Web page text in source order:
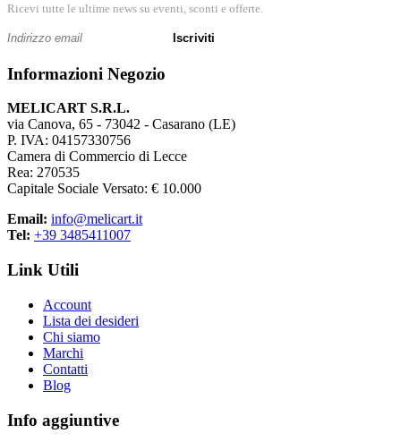
Ricevi tutte le ultime news su eventi, sconti e offerte.
Iscriviti
Informazioni Negozio
MELICART S.R.L.
via Canova, 65 - 73042 - Casarano (LE)
P. IVA: 04157330756
Camera di Commercio di Lecce
Rea: 270535
Capitale Sociale Versato: € 10.000
Email: info@melicart.it
Tel: +39 3485411007
Link Utili
Account
Lista dei desideri
Chi siamo
Marchi
Contatti
Blog
Info aggiuntive